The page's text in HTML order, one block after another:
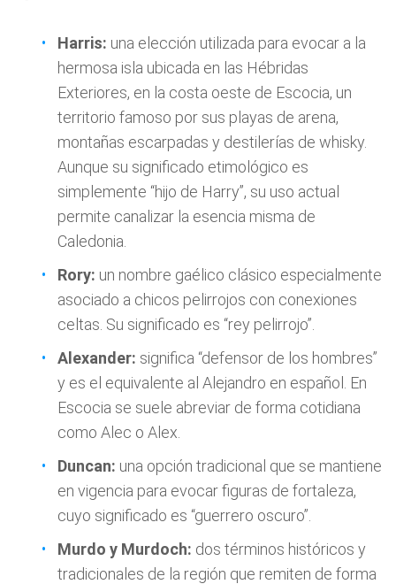
Harris: una elección utilizada para evocar a la
hermosa isla ubicada en las Hébridas
Exteriores, en la costa oeste de Escocia, un
territorio famoso por sus playas de arena,
montañas escarpadas y destilerías de whisky.
Aunque su significado etimológico es
simplemente “hijo de Harry”, su uso actual
permite canalizar la esencia misma de
Caledonia.
Rory: un nombre gaélico clásico especialmente
asociado a chicos pelirrojos con conexiones
celtas. Su significado es “rey pelirrojo”.
Alexander: significa “defensor de los hombres”
y es el equivalente al Alejandro en español. En
Escocia se suele abreviar de forma cotidiana
como Alec o Alex.
Duncan: una opción tradicional que se mantiene
en vigencia para evocar figuras de fortaleza,
cuyo significado es “guerrero oscuro”.
Murdo y Murdoch: dos términos históricos y
tradicionales de la región que remiten de forma